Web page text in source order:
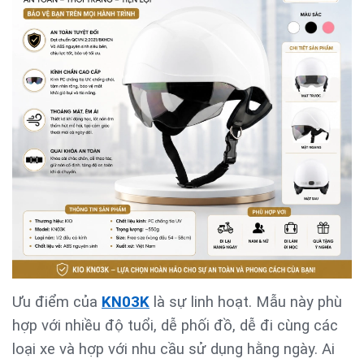
Ưu điểm của KN03K là sự linh hoạt. Mẫu này phù
hợp với nhiều độ tuổi, dễ phối đồ, dễ đi cùng các
loại xe và hợp với nhu cầu sử dụng hằng ngày. Ai